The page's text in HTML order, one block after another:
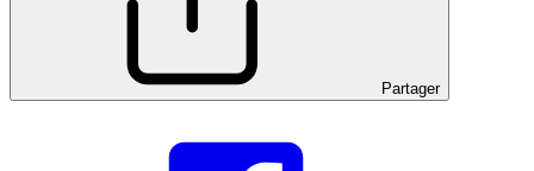
Partager